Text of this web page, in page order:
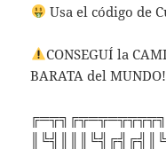
Usa el código de
CONSEGUÍ la
BARATA del MUNDO!